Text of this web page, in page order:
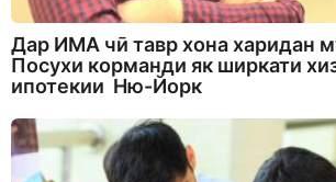
Дар ИМА чӣ тавр хона харидан
Посухи корманди як ширкати
ипотекии Ню-Йорк